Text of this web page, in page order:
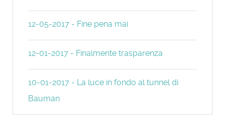
12-05-2017 - Fine pena mai
12-01-2017 - Finalmente trasparenza
10-01-2017 - La luce in fondo al tunnel di
Bauman